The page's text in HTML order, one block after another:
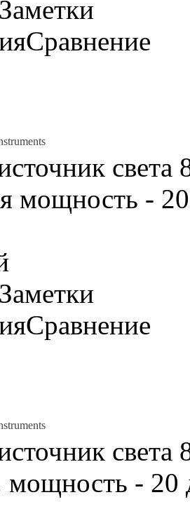
Заметки
Сравнение
света
мощность -
Заметки
Сравнение
света
мощность - 20